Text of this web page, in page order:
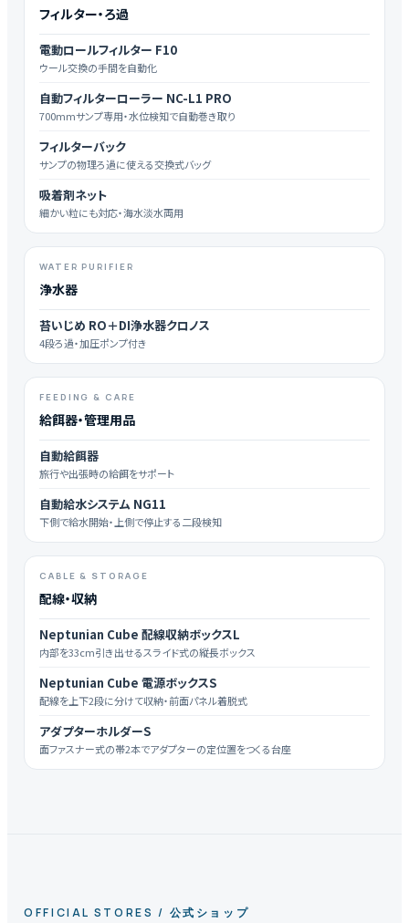
フィルター・ろ過
電動ロールフィルター F10
ウール交換の手間を自動化
自動フィルターローラー NC-L1 PRO
700mmサンプ専用・水位検知で自動巻き取り
フィルターバック
サンプの物理ろ過に使える交換式バッグ
吸着剤ネット
細かい粒にも対応・海水淡水両用
WATER PURIFIER
浄水器
苔いじめ RO＋DI浄水器クロノス
4段ろ過・加圧ポンプ付き
FEEDING & CARE
給餌器・管理用品
自動給餌器
旅行や出張時の給餌をサポート
自動給水システム NG11
下側で給水開始・上側で停止する二段検知
CABLE & STORAGE
配線・収納
Neptunian Cube 配線収納ボックスL
内部を33cm引き出せるスライド式の縦長ボックス
Neptunian Cube 電源ボックスS
配線を上下2段に分けて収納・前面パネル着脱式
アダプターホルダーS
面ファスナー式の帯2本でアダプターの定位置をつくる台座
OFFICIAL STORES / 公式ショップ